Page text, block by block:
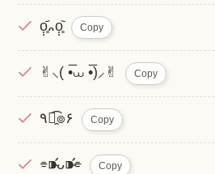
ọ̣̥᷄᎔ọ̣̥᷅ Copy
✌︎︎︎⸜( •̅⩊ •̅)⸝✌︎ Copy
٩๏̯͡๏۶ Copy
⌯⁍̴̛ᴗ⁍̴̛⌯ Copy